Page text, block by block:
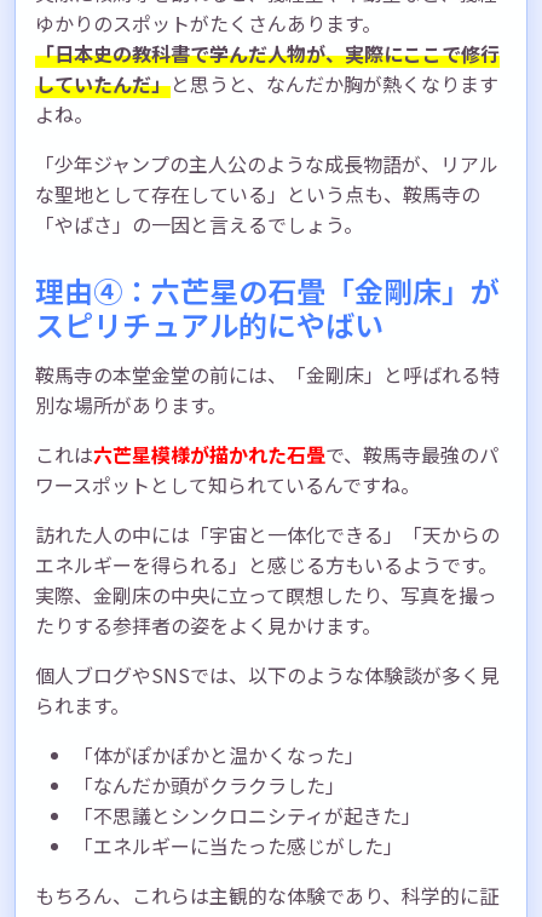
ゆかりのスポットがたくさんあります。
「日本史の教科書で学んだ人物が、実際にここで修行
していたんだ」と思うと、なんだか胸が熱くなります
よね。
「少年ジャンプの主人公のような成長物語が、リアル
な聖地として存在している」という点も、鞍馬寺の
「やばさ」の一因と言えるでしょう。
理由④：六芒星の石畳「金剛床」が
スピリチュアル的にやばい
鞍馬寺の本堂金堂の前には、「金剛床」と呼ばれる特
別な場所があります。
これは六芒星模様が描かれた石畳で、鞍馬寺最強のパ
ワースポットとして知られているんですね。
訪れた人の中には「宇宙と一体化できる」「天からの
エネルギーを得られる」と感じる方もいるようです。
実際、金剛床の中央に立って瞑想したり、写真を撮っ
たりする参拝者の姿をよく見かけます。
個人ブログやSNSでは、以下のような体験談が多く見
られます。
「体がぽかぽかと温かくなった」
「なんだか頭がクラクラした」
「不思議とシンクロニシティが起きた」
「エネルギーに当たった感じがした」
もちろん、これらは主観的な体験であり、科学的に証